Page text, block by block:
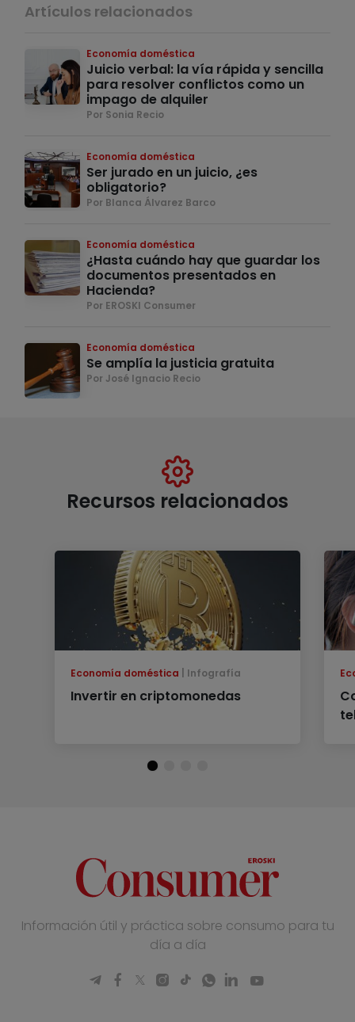
Artículos relacionados
Economía doméstica
Juicio verbal: la vía rápida y sencilla
para resolver conflictos como un
impago de alquiler
Por Sonia Recio
Economía doméstica
Ser jurado en un juicio, ¿es
obligatorio?
Por Blanca Álvarez Barco
Economía doméstica
¿Hasta cuándo hay que guardar los
documentos presentados en
Hacienda?
Por EROSKI Consumer
Economía doméstica
Se amplía la justicia gratuita
Por José Ignacio Recio
Recursos relacionados
Economía doméstica Infografía
Invertir en criptomonedas
Información útil y práctica sobre consumo para tu
día a día